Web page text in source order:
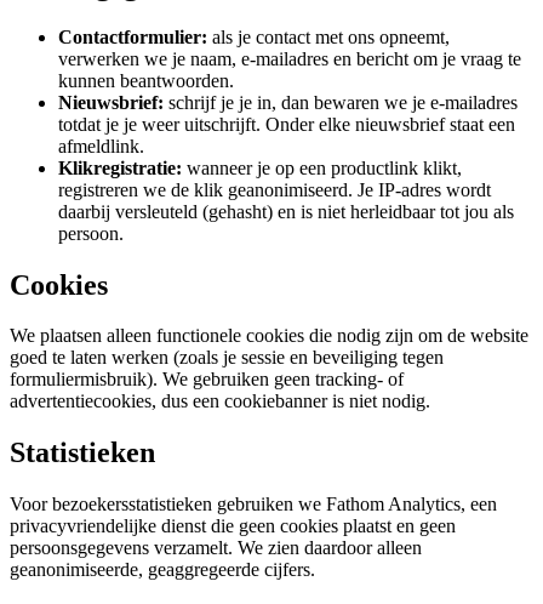
Contactformulier: als je contact met ons opneemt,
verwerken we je naam, e-mailadres en bericht om je vraag te
kunnen beantwoorden.
Nieuwsbrief: schrijf je je in, dan bewaren we je e-mailadres
totdat je je weer uitschrijft. Onder elke nieuwsbrief staat een
afmeldlink.
Klikregistratie: wanneer je op een productlink klikt,
registreren we de klik geanonimiseerd. Je IP-adres wordt
daarbij versleuteld (gehasht) en is niet herleidbaar tot jou als
persoon.
Cookies
We plaatsen alleen functionele cookies die nodig zijn om de website
goed te laten werken (zoals je sessie en beveiliging tegen
formuliermisbruik). We gebruiken geen tracking- of
advertentiecookies, dus een cookiebanner is niet nodig.
Statistieken
Voor bezoekersstatistieken gebruiken we Fathom Analytics, een
privacyvriendelijke dienst die geen cookies plaatst en geen
persoonsgegevens verzamelt. We zien daardoor alleen
geanonimiseerde, geaggregeerde cijfers.